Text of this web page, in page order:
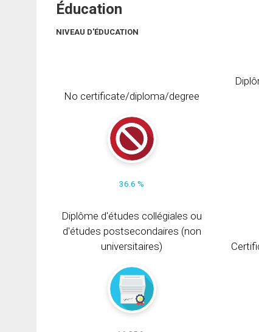
Éducation
NIVEAU D'ÉDUCATION
No certificate/diploma/degree
36.6 %
Diplôme d'études collégiales ou
d'études postsecondaires (non
universitaires)